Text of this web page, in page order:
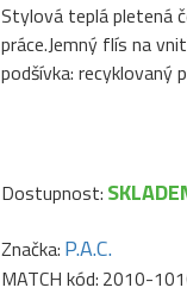
Stylová teplá pletená
práce.Jemný flís na
podšívka: recyklovaný
Dostupnost:
Značka: P.A.C.
MATCH kód: 2010-